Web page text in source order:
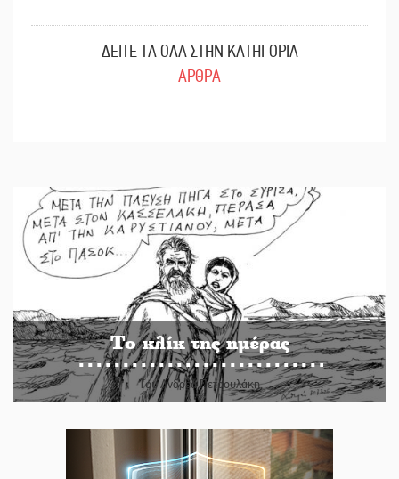
ΔΕΙΤΕ ΤΑ ΟΛΑ ΣΤΗΝ ΚΑΤΗΓΟΡΙΑ
ΑΡΘΡΑ
Το κλίκ της ημέρας
Του Ανδρέα Πετρουλάκη